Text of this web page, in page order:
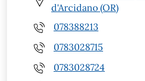
d'Arcidano (OR)
078388213
0783028715
0783028724